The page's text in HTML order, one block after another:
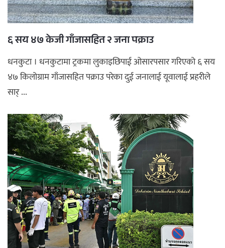
६ सय ४७ केजी गाँजासहित २ जना पक्राउ
धनकुटा । धनकुटामा ट्रकमा लुकाइछिपाई ओसारपसार गरिएको ६ सय
४७ किलोग्राम गाँजासहित पक्राउ परेका दुई जनालाई यूवालाई प्रहरीले
सार् ...